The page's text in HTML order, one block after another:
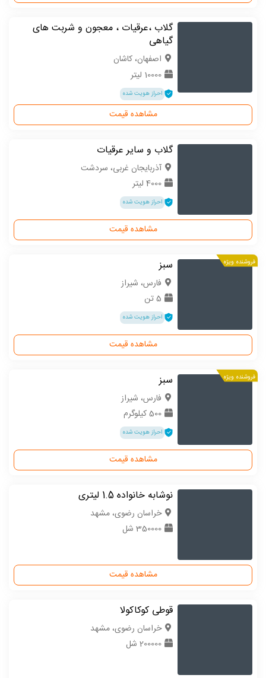
گلاب ،عرقیات ، معجون و شربت های
گیاهی
اصفهان، کاشان
10000 لیتر
احراز هویت شده
مشاهده قیمت
گلاب و سایر عرقیات
آذربایجان غربی، سردشت
4000 لیتر
احراز هویت شده
مشاهده قیمت
فروشنده ویژه سبز
فارس، شیراز
5 تن
احراز هویت شده
مشاهده قیمت
فروشنده ویژه سبز
فارس، شیراز
500 کیلوگرم
احراز هویت شده
مشاهده قیمت
نوشابه خانواده 1.5 لیتری
خراسان رضوی، مشهد
350000 شل
مشاهده قیمت
قوطی کوکاکولا
خراسان رضوی، مشهد
200000 شل